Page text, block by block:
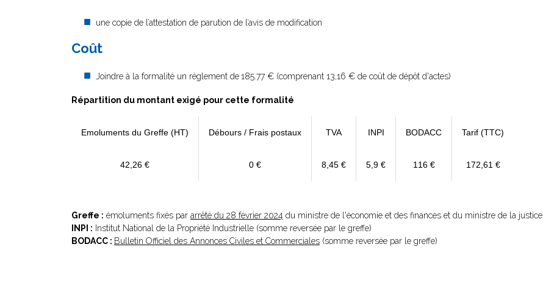
une copie de l’attestation de parution de l’avis de modification
Coût
Joindre à la formalité un règlement de185.77 € (comprenant 13,16 € de coût de dépôt d'actes)
Répartition du montant exigé pour cette formalité
Emoluments du Greffe (HT) Débours / Frais postaux TVA INPI BODACC Tarif (TTC)
42,26 € 0 € 8,45 € 5,9 € 116 € 172,61 €
Greffe : émoluments fixés par arrêté du 28 février 2024 du ministre de l'économie et des finances et du ministre de la justice
INPI : Institut National de la Propriété Industrielle (somme reversée par le greffe)
BODACC : Bulletin Officiel des Annonces Civiles et Commerciales (somme reversée par le greffe)